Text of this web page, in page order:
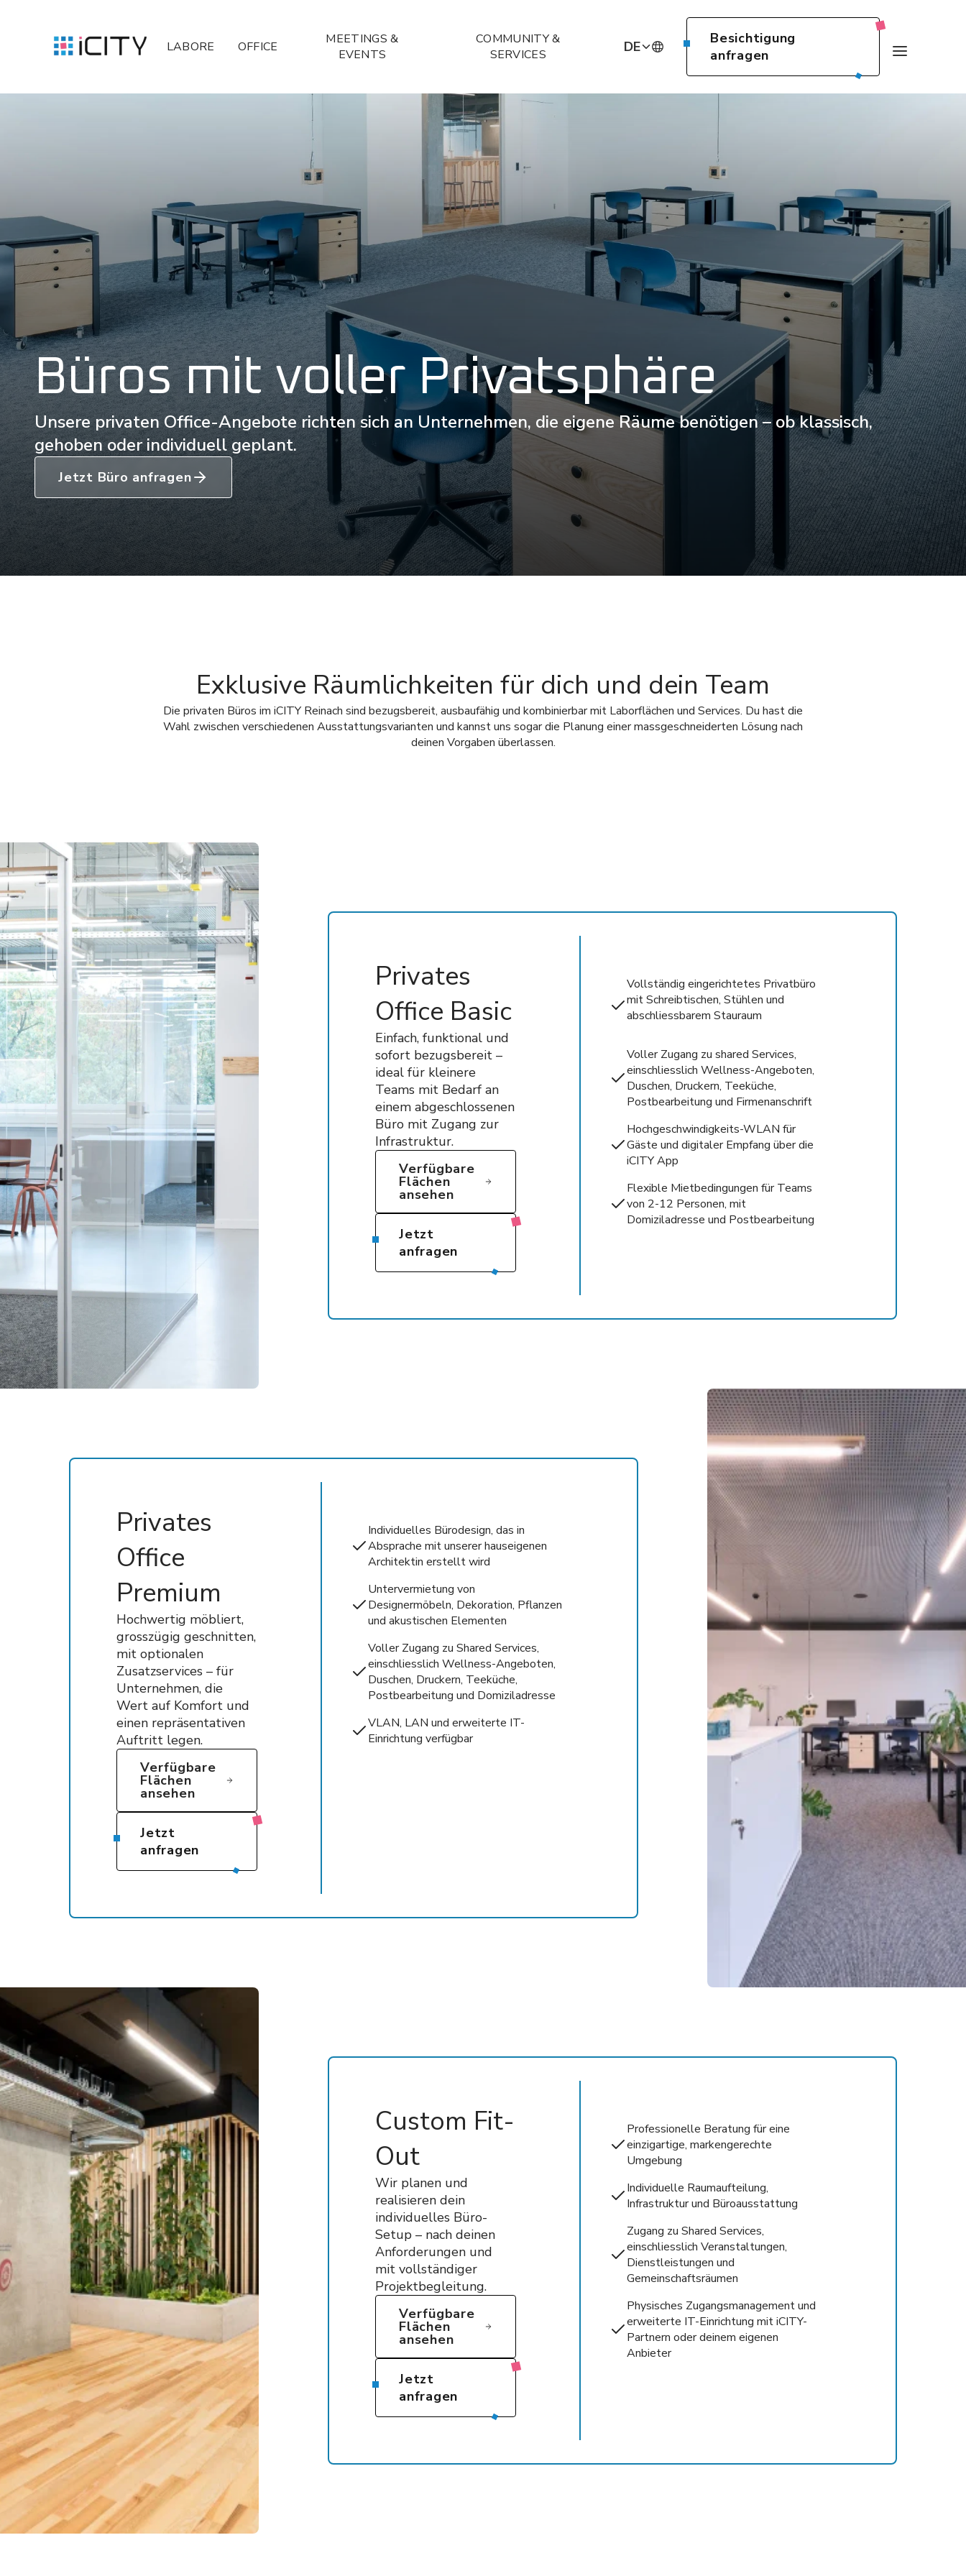
LABORE OFFICE
MEETINGS &
EVENTS
COMMUNITY &
SERVICES
DE
DE
Besichtigung
anfragen
Büros mit voller Privatsphäre
Unsere privaten Office-Angebote richten sich an Unternehmen, die eigene Räume benötigen – ob klassisch,
gehoben oder individuell geplant.
Jetzt Büro anfragen
Exklusive Räumlichkeiten für dich und dein Team
Die privaten Büros im iCITY Reinach sind bezugsbereit, ausbaufähig und kombinierbar mit Laborflächen und Services. Du hast die
Wahl zwischen verschiedenen Ausstattungsvarianten und kannst uns sogar die Planung einer massgeschneiderten Lösung nach
deinen Vorgaben überlassen.
Privates
Office Basic
Einfach, funktional und
sofort bezugsbereit –
ideal für kleinere
Teams mit Bedarf an
einem abgeschlossenen
Büro mit Zugang zur
Infrastruktur.
Verfügbare
Flächen
ansehen
Jetzt
anfragen
Vollständig eingerichtetes Privatbüro
mit Schreibtischen, Stühlen und
abschliessbarem Stauraum
Voller Zugang zu shared Services,
einschliesslich Wellness-Angeboten,
Duschen, Druckern, Teeküche,
Postbearbeitung und Firmenanschrift
Hochgeschwindigkeits-WLAN für
Gäste und digitaler Empfang über die
iCITY App
Flexible Mietbedingungen für Teams
von 2-12 Personen, mit
Domiziladresse und Postbearbeitung
Privates
Office
Premium
Hochwertig möbliert,
grosszügig geschnitten,
mit optionalen
Zusatzservices – für
Unternehmen, die
Wert auf Komfort und
einen repräsentativen
Auftritt legen.
Verfügbare
Flächen
ansehen
Jetzt
anfragen
Individuelles Bürodesign, das in
Absprache mit unserer hauseigenen
Architektin erstellt wird
Untervermietung von
Designermöbeln, Dekoration, Pflanzen
und akustischen Elementen
Voller Zugang zu Shared Services,
einschliesslich Wellness-Angeboten,
Duschen, Druckern, Teeküche,
Postbearbeitung und Domiziladresse
VLAN, LAN und erweiterte IT-
Einrichtung verfügbar
Custom Fit-
Out
Wir planen und
realisieren dein
individuelles Büro-
Setup – nach deinen
Anforderungen und
mit vollständiger
Projektbegleitung.
Verfügbare
Flächen
ansehen
Jetzt
anfragen
Professionelle Beratung für eine
einzigartige, markengerechte
Umgebung
Individuelle Raumaufteilung,
Infrastruktur und Büroausstattung
Zugang zu Shared Services,
einschliesslich Veranstaltungen,
Dienstleistungen und
Gemeinschaftsräumen
Physisches Zugangsmanagement und
erweiterte IT-Einrichtung mit iCITY-
Partnern oder deinem eigenen
Anbieter